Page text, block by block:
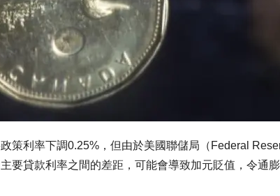
策利率下調0.25%，但由於美國聯儲局（Federal
要貸款利率之間的差距，可能會導致加元貶值，令通膨